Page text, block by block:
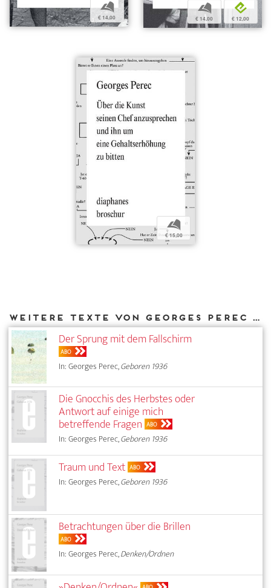
b
€ 14,00
b
€ 14,00
e
€ 12,00
b
€ 15,00
Weitere Texte von Georges Perec bei DIAPHANES
Der Sprung mit dem Fallschirm
ABO
In: Georges Perec,Geboren 1936
Die Gnocchis des Herbstes oder
Antwort auf einige mich
betreffende Fragen ABO
In: Georges Perec,Geboren 1936
Traum und Text ABO
In: Georges Perec,Geboren 1936
Betrachtungen über die Brillen
ABO
In: Georges Perec,Denken/Ordnen